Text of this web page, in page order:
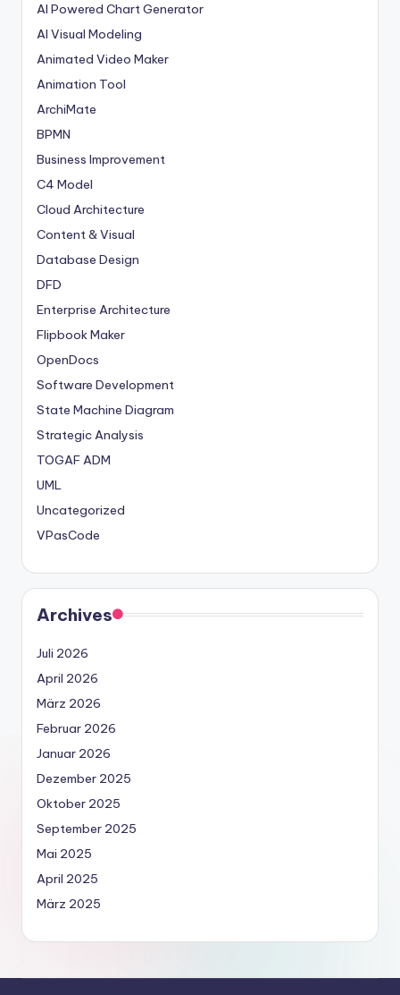
AI Powered Chart Generator
AI Visual Modeling
Animated Video Maker
Animation Tool
ArchiMate
BPMN
Business Improvement
C4 Model
Cloud Architecture
Content & Visual
Database Design
DFD
Enterprise Architecture
Flipbook Maker
OpenDocs
Software Development
State Machine Diagram
Strategic Analysis
TOGAF ADM
UML
Uncategorized
VPasCode
Archives
Juli 2026
April 2026
März 2026
Februar 2026
Januar 2026
Dezember 2025
Oktober 2025
September 2025
Mai 2025
April 2025
März 2025